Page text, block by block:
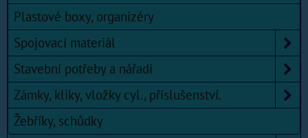
Plastové boxy, organizéry
Spojovací materiál
Stavební potřeby a nářadí
Zámky, kliky, vložky cyl., příslušenství.
Žebříky, schůdky